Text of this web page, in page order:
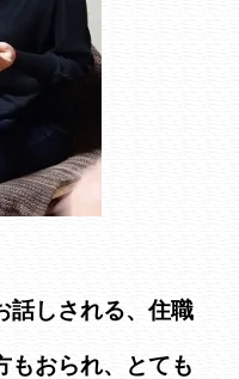
話しされる、住職
もおられ、とても